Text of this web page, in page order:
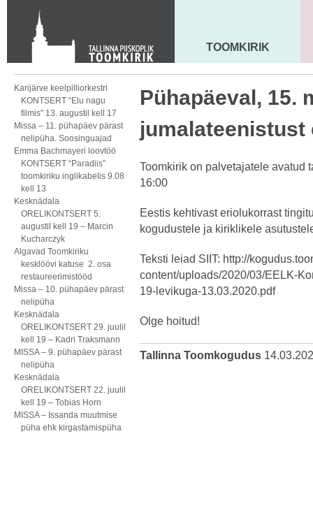
KONTAKT
Toom-Kooli 6, 10130 TALLINN
tallinna.toom@eelk.ee
MAARJA KIRIK
TOOMKIRIK
Karijärve keelpilliorkestri
KONTSERT “Elu nagu
filmis” 13. augustil kell 17
Missa – 11. pühapäev pärast
nelipüha. Soosinguajad
Emma Bachmayeri loovtöö
KONTSERT “Paradiis”
toomkiriku inglikabelis 9.08
kell 13
Kesknädala
ORELIKONTSERT 5.
augustil kell 19 – Marcin
Kucharczyk
Algavad Toomkiriku
kesklöövi katuse 2. osa
restaureerimistööd
Missa – 10. pühapäev pärast
nelipüha
Kesknädala
ORELIKONTSERT 29. juulil
kell 19 – Kadri Traksmann
MISSA – 9. pühapäev pärast
nelipüha
Kesknädala
ORELIKONTSERT 22. juulil
kell 19 – Tobias Horn
MISSA – Issanda muutmise
püha ehk kirgastamispüha
Pühapäeval, 15.
jumalateenistust
Toomkirik on palvetajatele avatud
16:00
Eestis kehtivast eriolukorrast
kogudustele ja kiriklikele
Teksti leiad SIIT: http://
content/uploads/2020/03/EELK-
19-levikuga-13.03.2020.pdf
Olge hoitud!
Tallinna Toomkogudus